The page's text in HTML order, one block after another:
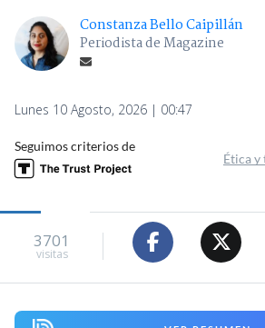
Constanza Bello Caipillán
Periodista de Magazine
Lunes 10 Agosto, 2026 | 00:47
Seguimos criterios de
Ética y
3701
visitas